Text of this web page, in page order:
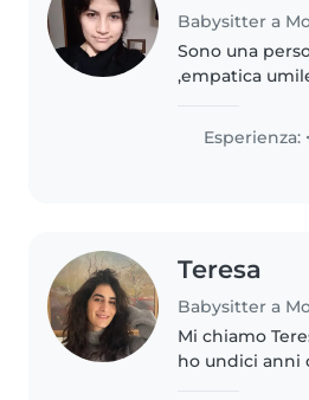
Babysitter a
Sono una
,empatica
Esperienza:
Teresa
Babysitter a
Mi chiamo
ho undici anni